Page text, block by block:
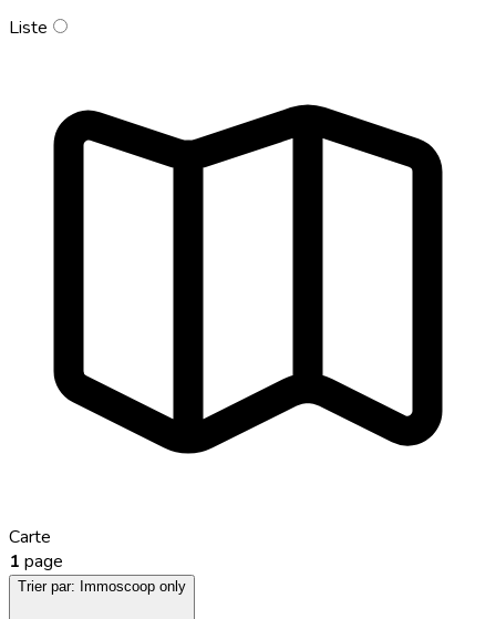
Liste
Carte
1 page
Trier par: Immoscoop only